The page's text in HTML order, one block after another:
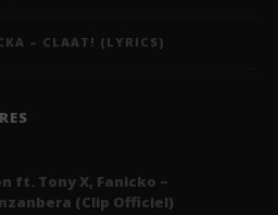
– CLAAT! (LYRICS)
ft. Tony X, Fanicko –
(Clip Officiel)